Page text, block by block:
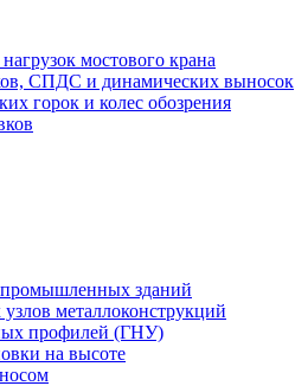
мостового крана
СПДС и динамических выносок
горок и колес обозрения
промышленных зданий
металлоконструкций
профилей (ГНУ)
на высоте